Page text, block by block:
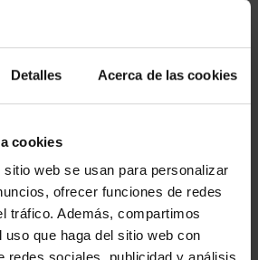
Detalles Acerca de las cookies
cookies
web se usan para personalizar
ofrecer funciones de redes
tráfico. Además, compartimos
uso que haga del sitio web con
DE SOLICITUDES: